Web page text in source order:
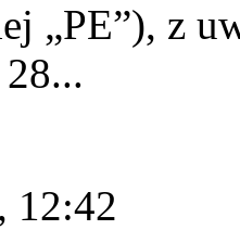
„PE”), z
12:42